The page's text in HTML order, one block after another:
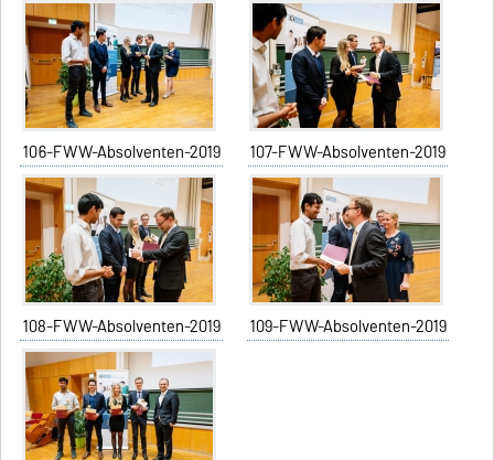
106-FWW-Absolventen-2019 107-FWW-Absolventen-2019
108-FWW-Absolventen-2019 109-FWW-Absolventen-2019